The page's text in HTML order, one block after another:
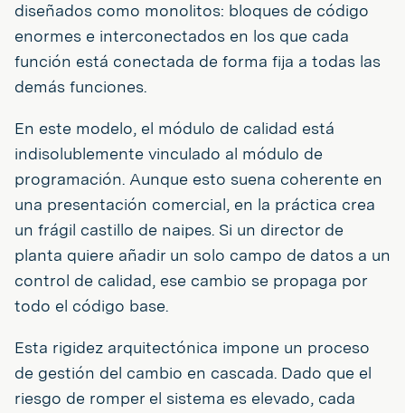
diseñados como monolitos: bloques de código
enormes e interconectados en los que cada
función está conectada de forma fija a todas las
demás funciones.
En este modelo, el módulo de calidad está
indisolublemente vinculado al módulo de
programación. Aunque esto suena coherente en
una presentación comercial, en la práctica crea
un frágil castillo de naipes. Si un director de
planta quiere añadir un solo campo de datos a un
control de calidad, ese cambio se propaga por
todo el código base.
Esta rigidez arquitectónica impone un proceso
de gestión del cambio en cascada. Dado que el
riesgo de romper el sistema es elevado, cada